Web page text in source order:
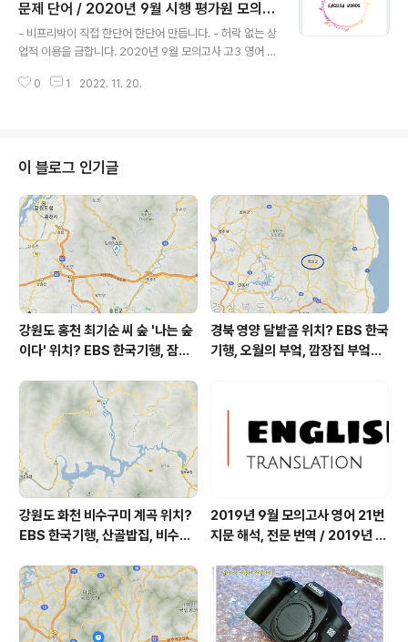
하다 actually 실제로, 사실은 increase 증가시키다 dec
rease 감소시키다 instead of –ing -하는 대신, -하지
않고 calm A (동) A를 가라앉히다, 진정시키다 common
문제 단어 / 2020년 9월 시행 평가원 모의고
사 / 2020년 고3 9월 모의고사 단어 영어영
역, 고3 모의고사 영어 지문별 단어, 평가원 영
어 모의고사 단어장
- 비프리박이 직접 한단어 한단어 만듭니다. - 허락 없는 상
업적 이용을 금합니다. 2020년 9월 모의고사 고3 영어 단
문 단어 competitive activity 경쟁 활동 compete 경
하다, 알아보다 the rest 나머지 overlook A 간과하다,
못 보다 look over A A를 검토하다, 살피다 provision
제공 / 규정 provide 제공하다 timely (형) 제때의, 적시
의 ↔ untimely (형) 때 아닌,..
0 1 2022. 11. 20.
이 블로그 인기글
강원도 홍천 최기순 씨 숲 '나는 숲
이다' 위치? EBS 한국기행, 잠시
군 최기순 씨 캠핑장 펜션 어디? /
강원도 홍천군 가볼 만한 곳, (구)
까르돈, kbs 인간극장
경북 영양 달밭골 위치? EBS 한국
기행, 오월의 부엌, 깜장집 부엌은
한 곳, 영양읍 상원리. KBS 인간극
장 임분노미 할머니
강원도 화천 비수구미 계곡 위치?
EBS 한국기행, 산골밥집, 비수구
부 화천군 비수구미 낙타민박 어
디? / 강원도 화천군 가볼 만한 곳
비수구미 마을, 파로호
2019년 9월 모의고사 영어 21번
지문 해석, 전문 번역 / 2019년 9
역, 평가원 2019년 고3 9월 영어
영역 외국어영역 전문 해석, Engli
sh to Korean translation